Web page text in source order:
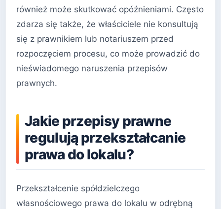
również może skutkować opóźnieniami. Często
zdarza się także, że właściciele nie konsultują
się z prawnikiem lub notariuszem przed
rozpoczęciem procesu, co może prowadzić do
nieświadomego naruszenia przepisów
prawnych.
Jakie przepisy prawne
regulują przekształcanie
prawa do lokalu?
Przekształcenie spółdzielczego
własnościowego prawa do lokalu w odrębną